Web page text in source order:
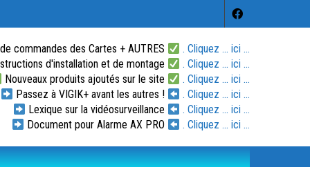
commandes des Cartes + AUTRES
. Cliquez ... ici ...
d'installation et de montage
. Cliquez ... ici ...
Nouveaux produits ajoutés sur le site
. Cliquez ... ici ...
Passez à VIGIK+ avant les autres !
. Cliquez ... ici ...
Lexique sur la vidéosurveillance
. Cliquez ... ici ...
Document pour Alarme AX PRO
. Cliquez ... ici ...